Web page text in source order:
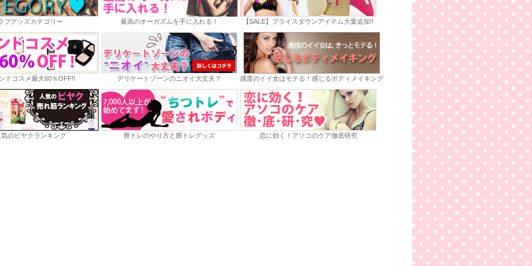
ブグッズカテゴリー 最高のオーガズムを手に入れる！ 【SALE】プライスダウンアイテム大量追加!!
ドコスメ最大60％OFF!! デリケートゾーンのニオイ大丈夫？ 感度のイイ女はモテる！感じるボディメイキング
のビヤクランキング 膣トレのやり方と膣トレグッズ 恋に効く！アソコのケア徹底研究